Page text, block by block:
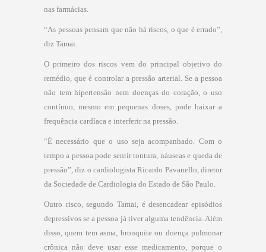
nas farmácias.
“As pessoas pensam que não há riscos, o que é errado”,
diz Tamai.
O primeiro dos riscos vem do principal objetivo do
remédio, que é controlar a pressão arterial. Se a pessoa
não tem hipertensão nem doenças do coração, o uso
contínuo, mesmo em pequenas doses, pode baixar a
frequência cardíaca e interferir na pressão.
“É necessário que o uso seja acompanhado. Com o
tempo a pessoa pode sentir tontura, náuseas e queda de
pressão”, diz o cardiologista Ricardo Pavanello, diretor
da Sociedade de Cardiologia do Estado de São Paulo.
Outro risco, segundo Tamai, é desencadear episódios
depressivos se a pessoa já tiver alguma tendência. Além
disso, quem tem asma, bronquite ou doença pulmonar
crônica não deve usar esse medicamento, porque o